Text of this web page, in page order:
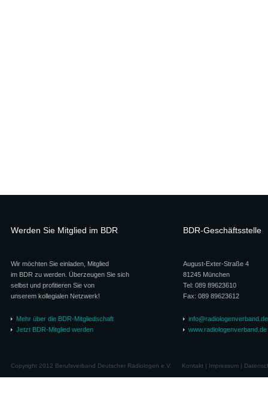
Werden Sie Mitglied im BDR
Wir möchten Sie einladen, Mitglied
im BDR zu werden. Überzeugen Sie sich
selbst und profitieren Sie von
unserem kollegialen Netzwerk!
Mehr über die BDR-Mitgliedschaft
Jetzt BDR-Mitglied werden
BDR-Geschäftsstelle
August-Exter-Straße 4
81245 München
Tel: 089 89623610
Fax: 089 89623612
info@radiologenverband.de
www.radiologenverband.de
Copyright 2012 Berufsverband Deutscher Radiologen e.V. Kontakt| Impressum|